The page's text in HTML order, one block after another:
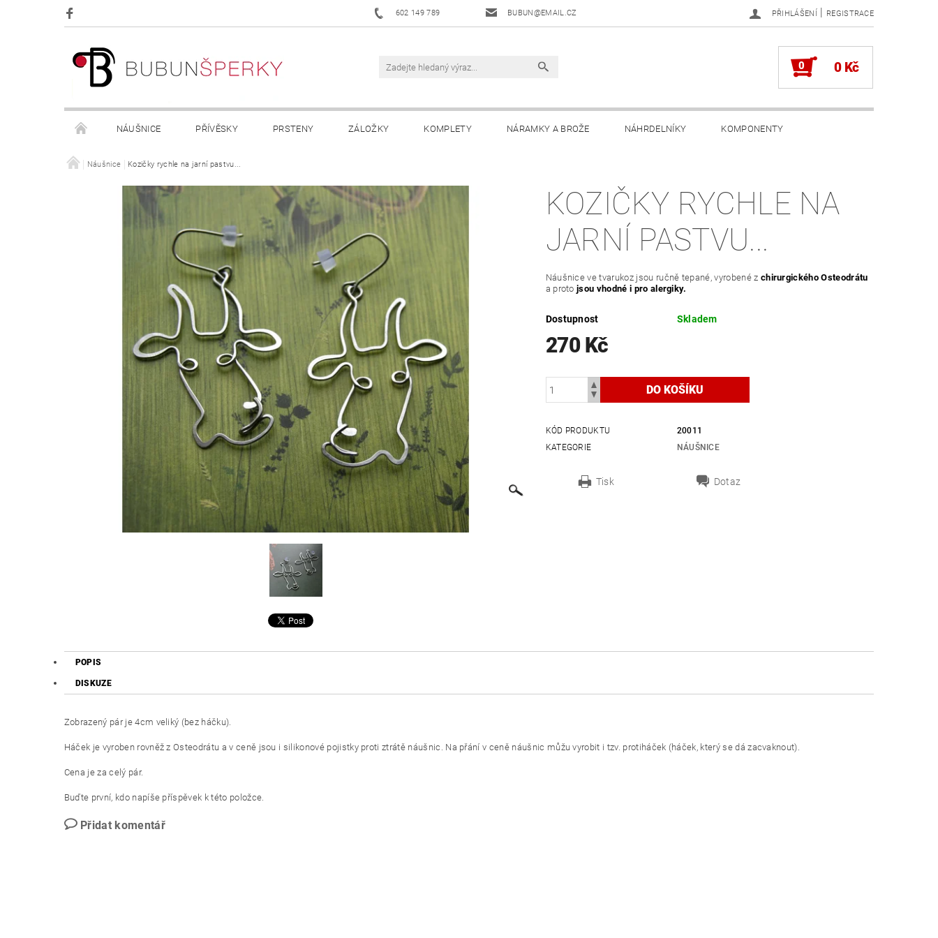
602 149 789 BUBUN@EMAIL.CZ PŘIHLÁŠENÍ | REGISTRACE
0 0 Kč
NÁUŠNICE PŘÍVĚSKY PRSTENY ZÁLOŽKY KOMPLETY NÁRAMKY A BROŽE NÁHRDELNÍKY KOMPONENTY
OBCHODNÍ PODMÍNKY KONTAKTY
Náušnice Kozičky rychle na jarní pastvu...
KOZIČKY RYCHLE NA
JARNÍ PASTVU...
Náušnice ve tvarukoz jsou ručně tepané, vyrobené z chirurgického Osteodrátu
a protojsou vhodné i pro alergiky.
Dostupnost Skladem
270 Kč
KÓD PRODUKTU
20011
KATEGORIE
NÁUŠNICE
Tisk Dotaz
POPIS
DISKUZE
Zobrazený pár je 4cm veliký (bez háčku).
Háček je vyroben rovněž z Osteodrátu a v ceně jsou i silikonové pojistky proti ztrátě náušnic. Na přání v ceně náušnic můžu vyrobit i tzv. protiháček (háček, který se dá zacvaknout).
Cena je za celý pár.
Buďte první, kdo napíše příspěvek k této položce.
Přidat komentář